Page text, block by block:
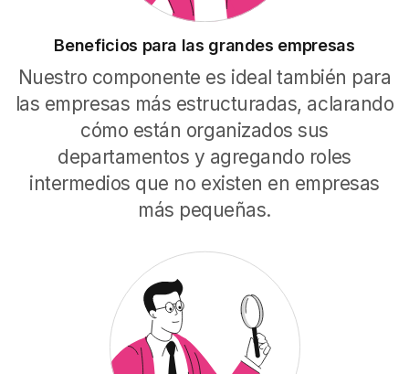
Beneficios para las grandes empresas
Nuestro componente es ideal también para
las empresas más estructuradas, aclarando
cómo están organizados sus
departamentos y agregando roles
intermedios que no existen en empresas
más pequeñas.